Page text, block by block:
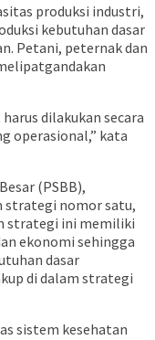
produksi industri,
kebutuhan dasar
Petani, peternak dan
dilakukan secara
operasional,” kata
(PSBB),
strategi nomor satu,
strategi ini memiliki
ekonomi sehingga
dasar
di dalam strategi
sistem kesehatan